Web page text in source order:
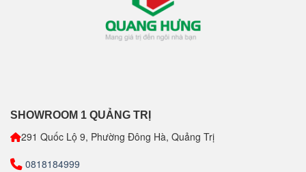
SHOWROOM 1 QUẢNG TRỊ
291 Quốc Lộ 9, Phường Đông Hà, Quảng Trị
0818184999